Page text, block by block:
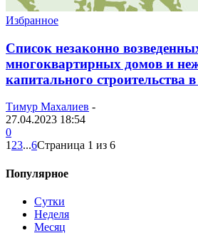
Избранное
Список незаконно
многоквартирных домов и
капитального строительства
Тимур Махалиев -
27.04.2023 18:54
0
1 23...6Страница 1 из 6
Популярное
Сутки
Неделя
Месяц